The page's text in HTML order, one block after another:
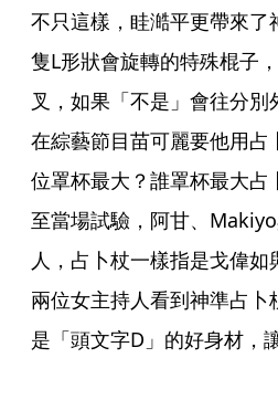
不只這樣，眭澔平更帶來
隻L形狀會旋轉的特殊棍子
叉，如果「不是」會往分
在綜藝節目苗可麗要他用
位罩杯最大？誰罩杯最大
至當場試驗，阿甘、
人，占卜杖一樣指是戈偉
兩位女主持人看到神準占
是「頭文字D」的好身材，